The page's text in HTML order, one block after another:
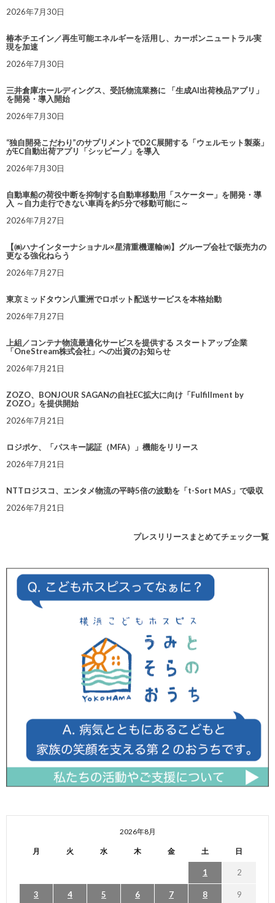
2026年7月30日
椿本チエイン／再生可能エネルギーを活用し、カーボンニュートラル実
現を加速
2026年7月30日
三井倉庫ホールディングス、受託物流業務に 「生成AI出荷検品アプリ」
を開発・導入開始
2026年7月30日
“独自開発こだわり”のサプリメントでD2C展開する「ウェルモット製薬」
がEC自動出荷アプリ「シッピーノ」を導入
2026年7月30日
自動車船の荷役中断を抑制する自動車移動用「スケーター」を開発・導
入 ～自力走行できない車両を約5分で移動可能に～
2026年7月27日
【㈱ハナインターナショナル×星清重機運輸㈱】グループ会社で販売力の
更なる強化ねらう
2026年7月27日
東京ミッドタウン八重洲でロボット配送サービスを本格始動
2026年7月27日
上組／コンテナ物流最適化サービスを提供する スタートアップ企業
「OneStream株式会社」への出資のお知らせ
2026年7月21日
ZOZO、BONJOUR SAGANの自社EC拡大に向け「Fulfillment by
ZOZO」を提供開始
2026年7月21日
ロジポケ、「パスキー認証（MFA）」機能をリリース
2026年7月21日
NTTロジスコ、エンタメ物流の平時5倍の波動を「t-Sort MAS」で吸収
2026年7月21日
プレスリリースまとめてチェック一覧
2026年8月
月 火 水 木 金 土 日
1 2
3 4 5 6 7 8 9